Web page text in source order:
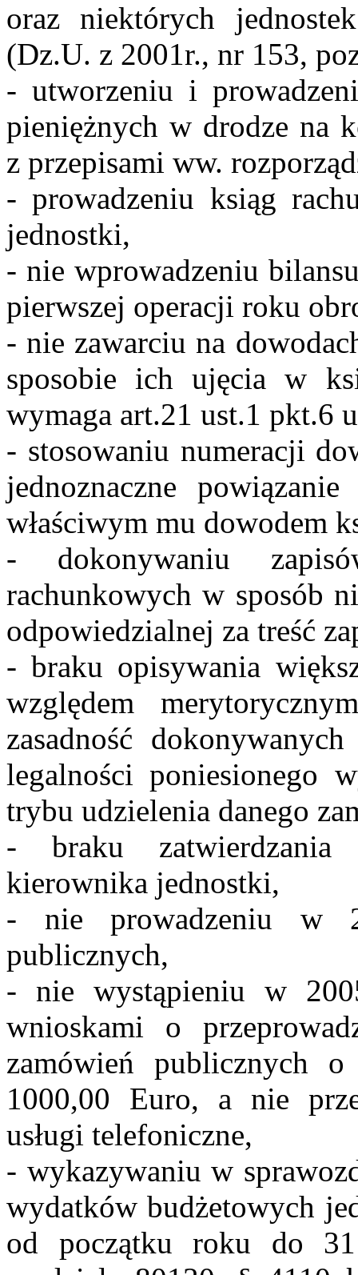
oraz niektórych
(Dz.U. z 2001r., nr 153,
- utworzeniu i
pieniężnych w drodze na
z przepisami ww.
- prowadzeniu ksiąg
jednostki,
- nie wprowadzeniu
pierwszej operacji roku
- nie zawarciu na
sposobie ich ujęcia w
wymaga art.21 ust.1 pkt.6
- stosowaniu numeracji
jednoznaczne
właściwym mu dowodem
- dokonywaniu
rachunkowych w sposób
odpowiedzialnej za treść
- braku opisywania
względem
zasadność
legalności poniesionego
trybu udzielenia danego
- braku zatwierdzania
kierownika jednostki,
- nie prowadzeniu w
publicznych,
- nie wystąpieniu w
wnioskami o
zamówień publicznych
1000,00 Euro, a nie
usługi telefoniczne,
- wykazywaniu w
wydatków budżetowych
od początku roku do